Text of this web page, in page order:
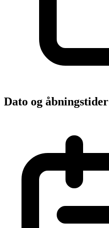
Dato og åbningstider